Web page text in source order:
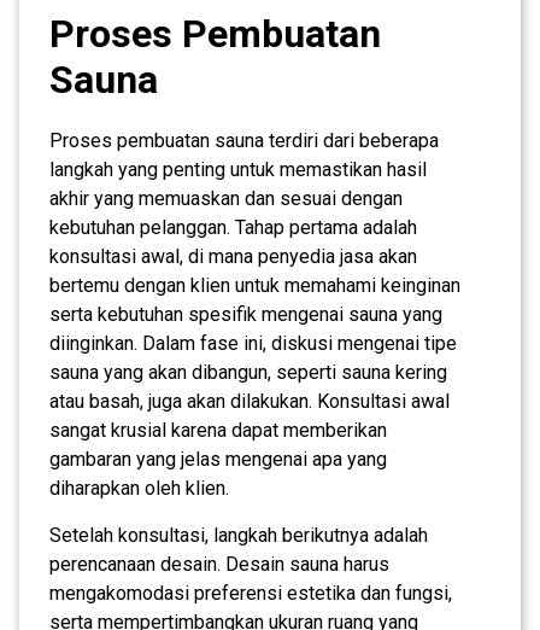
Proses Pembuatan
Sauna
Proses pembuatan sauna terdiri dari beberapa
langkah yang penting untuk memastikan hasil
akhir yang memuaskan dan sesuai dengan
kebutuhan pelanggan. Tahap pertama adalah
konsultasi awal, di mana penyedia jasa akan
bertemu dengan klien untuk memahami keinginan
serta kebutuhan spesifik mengenai sauna yang
diinginkan. Dalam fase ini, diskusi mengenai tipe
sauna yang akan dibangun, seperti sauna kering
atau basah, juga akan dilakukan. Konsultasi awal
sangat krusial karena dapat memberikan
gambaran yang jelas mengenai apa yang
diharapkan oleh klien.
Setelah konsultasi, langkah berikutnya adalah
perencanaan desain. Desain sauna harus
mengakomodasi preferensi estetika dan fungsi,
serta mempertimbangkan ukuran ruang yang